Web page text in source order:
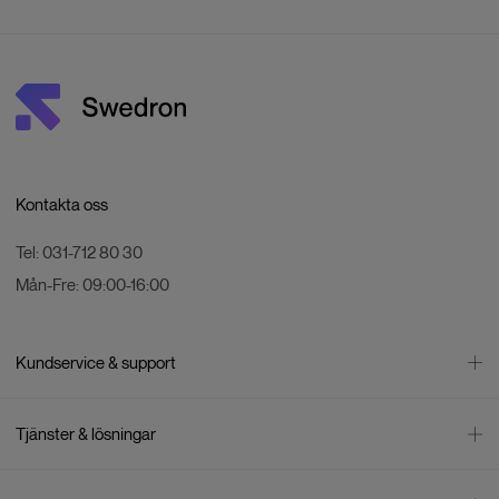
Kontakta oss
Tel: 031-712 80 30
Mån-Fre: 09:00-16:00
Kundservice & support
Leverans
Tjänster & lösningar